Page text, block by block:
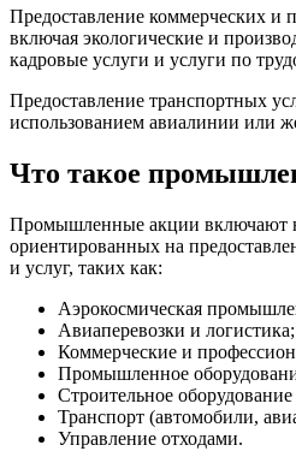
Предоставление коммерческих и
включая экологические и
кадровые услуги и услуги по
Предоставление транспортных
использованием авиалинии или
Что такое
Промышленные акции включают
ориентированных на
и услуг, таких как:
Аэрокосмическая
Авиаперевозки и логистика;
Коммерческие и
Промышленное
Строительное
Транспорт (автомобили,
Управление отходами.